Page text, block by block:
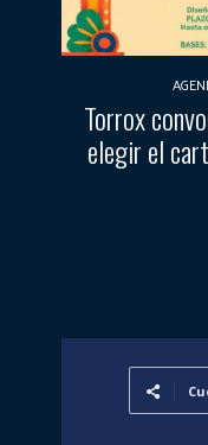
Torrox
elegir el